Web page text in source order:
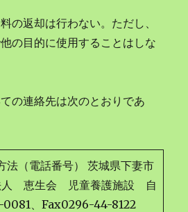
の返却は行わない。ただし、
の目的に使用することはしな
ての連絡先は次のとおりであ
法（電話番号） 茨城県下妻市
人 恵生会 児童養護施設 自
0081、Fax0296-44-8122